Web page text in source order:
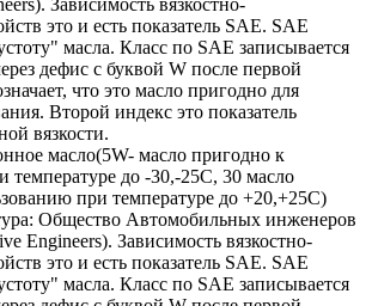
Зависимость вязкостно-
это и есть показатель SAE. SAE
масла. Класс по SAE записывается
дефис с буквой W после первой
что это масло пригодно для
Второй индекс это показатель
вязкости.
масло(5W- масло пригодно к
температуре до -30,-25С, 30 масло
при температуре до +20,+25С)
Общество Автомобильных инженеров
Engineers). Зависимость вязкостно-
это и есть показатель SAE. SAE
масла. Класс по SAE записывается